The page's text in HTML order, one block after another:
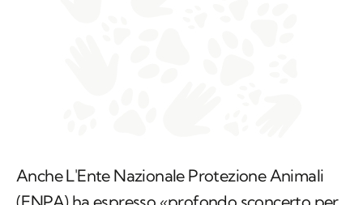
Anche L'Ente Nazionale Protezione Animali